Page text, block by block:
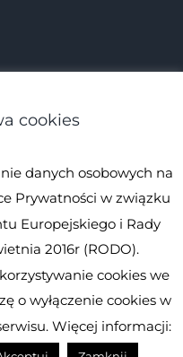
YouTube
cookies
danych osobowych na
Prywatności w związku
Europejskiego i Rady
2016r (RODO).
cookies we
o wyłączenie cookies w
Więcej informacji: